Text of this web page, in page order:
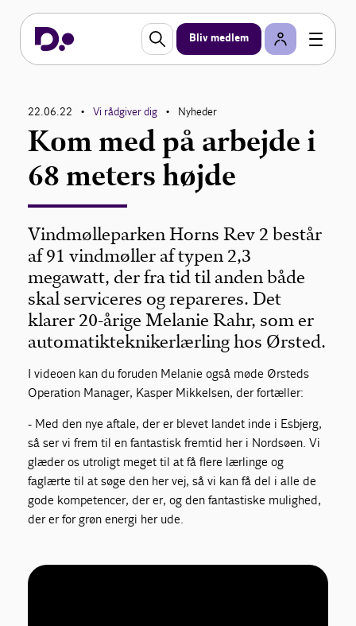
Bliv medlem
22.06.22 • Vi rådgiver dig • Nyheder
Kom med på arbejde i
68 meters højde
Vindmølleparken Horns Rev 2 består
af 91 vindmøller af typen 2,3
megawatt, der fra tid til anden både
skal serviceres og repareres. Det
klarer 20-årige Melanie Rahr, som er
automatikteknikerlærling hos Ørsted.
I videoen kan du foruden Melanie også møde Ørsteds
Operation Manager, Kasper Mikkelsen, der fortæller:
- Med den nye aftale, der er blevet landet inde i Esbjerg,
så ser vi frem til en fantastisk fremtid her i Nordsøen. Vi
glæder os utroligt meget til at få flere lærlinge og
faglærte til at søge den her vej, så vi kan få del i alle de
gode kompetencer, der er, og den fantastiske mulighed,
der er for grøn energi her ude.